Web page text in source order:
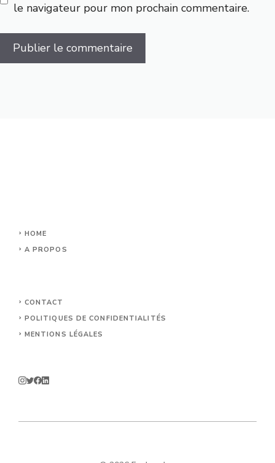
le navigateur pour mon prochain commentaire.
HOME
A PROPOS
CONTACT
POLITIQUES DE CONFIDENTIALITÉS
MENTIONS LÉGALES